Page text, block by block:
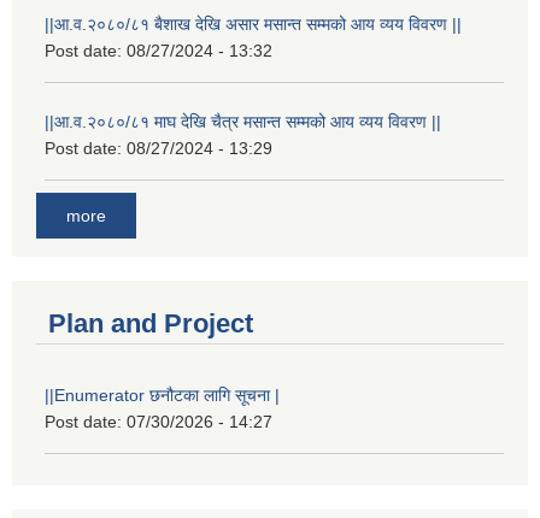
||आ.व.२०८०/८१ बैशाख देखि असार मसान्त सम्मको आय व्यय विवरण ||
Post date: 08/27/2024 - 13:32
||आ.व.२०८०/८१ माघ देखि चैत्र मसान्त सम्मको आय व्यय विवरण ||
Post date: 08/27/2024 - 13:29
more
Plan and Project
||Enumerator छनौटका लागि सूचना |
Post date: 07/30/2026 - 14:27